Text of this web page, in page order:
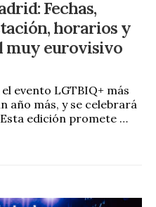
Fechas,
horarios y
muy eurovisivo
evento LGTBIQ+ más
año más, y se celebrará
edición promete …